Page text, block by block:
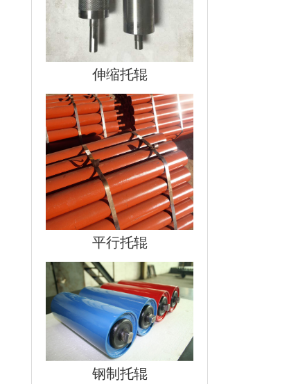
伸缩托辊
平行托辊
钢制托辊